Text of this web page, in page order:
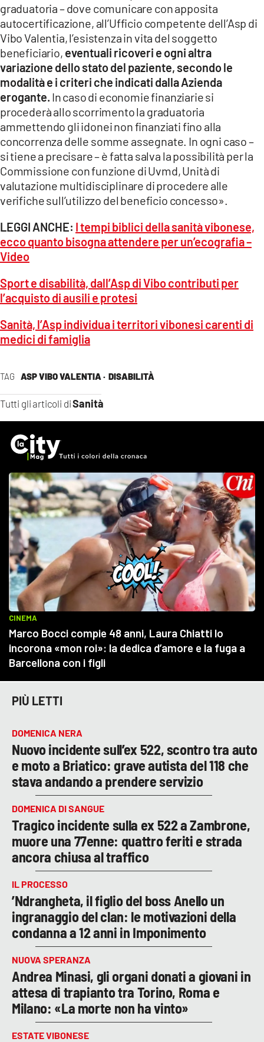
TAG ASP VIBO VALENTIA · DISABILITÀ
Tutti gli articoli diSanità
graduatoria – dove comunicare con apposita
autocertificazione, all’Ufficio competente dell’Asp di
Vibo Valentia, l’esistenza in vita del soggetto
beneficiario, eventuali ricoveri e ogni altra
variazione dello stato del paziente, secondo le
modalità e i criteri che indicati dalla Azienda
erogante. In caso di economie finanziarie si
procederà allo scorrimento la graduatoria
ammettendo gli idonei non finanziati fino alla
concorrenza delle somme assegnate. In ogni caso –
si tiene a precisare – è fatta salva la possibilità per la
Commissione con funzione di Uvmd, Unità di
valutazione multidisciplinare di procedere alle
verifiche sull’utilizzo del beneficio concesso».
LEGGI ANCHE: I tempi biblici della sanità vibonese,
ecco quanto bisogna attendere per un’ecografia –
Video
Sport e disabilità, dall’Asp di Vibo contributi per
l’acquisto di ausili e protesi
Sanità, l’Asp individua i territori vibonesi carenti di
medici di famiglia
PIÙ LETTI
DOMENICA NERA
Nuovo incidente sull’ex 522, scontro tra auto
e moto a Briatico: grave autista del 118 che
stava andando a prendere servizio
DOMENICA DI SANGUE
Tragico incidente sulla ex 522 a Zambrone,
muore una 77enne: quattro feriti e strada
ancora chiusa al traffico
IL PROCESSO
’Ndrangheta, il figlio del boss Anello un
ingranaggio del clan: le motivazioni della
condanna a 12 anni in Imponimento
NUOVA SPERANZA
Andrea Minasi, gli organi donati a giovani in
attesa di trapianto tra Torino, Roma e
Milano: «La morte non ha vinto»
ESTATE VIBONESE